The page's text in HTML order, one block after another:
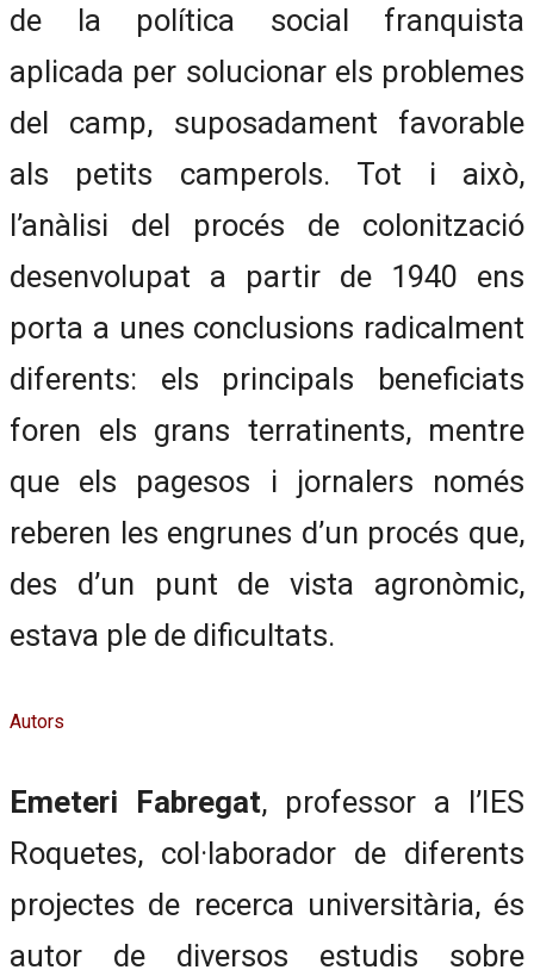
de la política social franquista
aplicada per solucionar els problemes
del camp, suposadament favorable
als petits camperols. Tot i això,
l’anàlisi del procés de colonització
desenvolupat a partir de 1940 ens
porta a unes conclusions radicalment
diferents: els principals beneficiats
foren els grans terratinents, mentre
que els pagesos i jornalers només
reberen les engrunes d’un procés que,
des d’un punt de vista agronòmic,
estava ple de dificultats.
Autors
Emeteri Fabregat, professor a l’IES
Roquetes, col·laborador de diferents
projectes de recerca universitària, és
autor de diversos estudis sobre